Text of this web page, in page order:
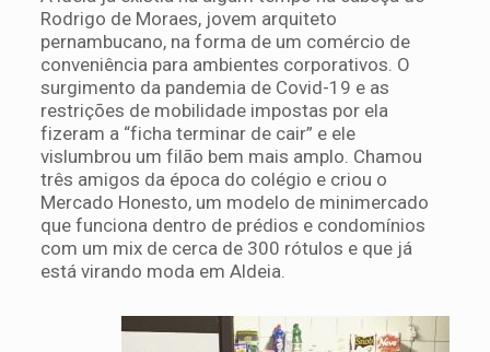
Rodrigo de Moraes, jovem arquiteto
pernambucano, na forma de um comércio de
conveniência para ambientes corporativos. O
surgimento da pandemia de Covid-19 e as
restrições de mobilidade impostas por ela
fizeram a “ficha terminar de cair” e ele
vislumbrou um filão bem mais amplo. Chamou
três amigos da época do colégio e criou o
Mercado Honesto, um modelo de minimercado
que funciona dentro de prédios e condomínios
com um mix de cerca de 300 rótulos e que já
está virando moda em Aldeia.